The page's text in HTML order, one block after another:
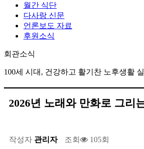
월간 식단
다사랑 신문
언론보도 자료
후원소식
회관소식
100세 시대, 건강하고 활기찬 노후생활
2026년 노래와 만화로 그리
작성자 관리자 조회 105회